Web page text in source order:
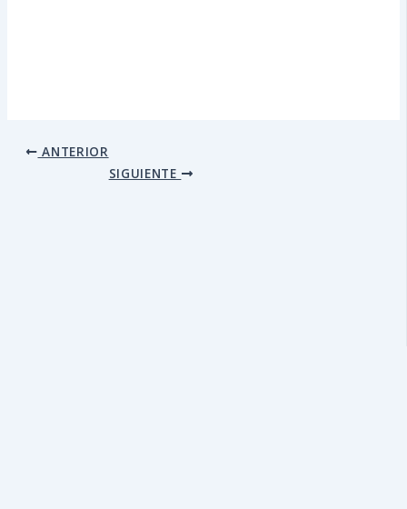
ANTERIOR
SIGUIENTE